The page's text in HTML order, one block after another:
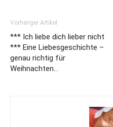
Vorheriger Artikel
*** Ich liebe dich lieber nicht
*** Eine Liebesgeschichte –
genau richtig für
Weihnachten…